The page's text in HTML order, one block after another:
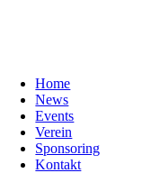
Home
News
Events
Verein
Sponsoring
Kontakt